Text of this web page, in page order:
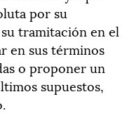
por su
tramitación en el
en sus términos
o proponer un
supuestos,